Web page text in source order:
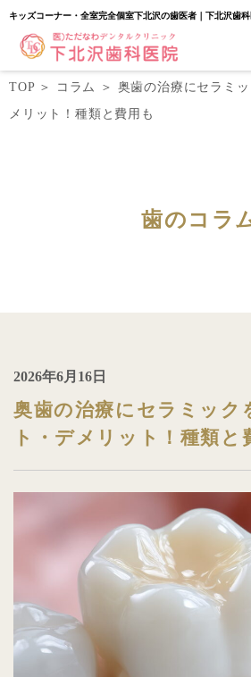
キッズコーナー・全室完全個室下北沢の歯医者｜下北沢歯
TOP＞ コラム ＞ 奥歯の治療にセラミ
メリット！種類と費用も
歯のコラ
2026年6月16日
奥歯の治療にセラミック
ト・デメリット！種類と